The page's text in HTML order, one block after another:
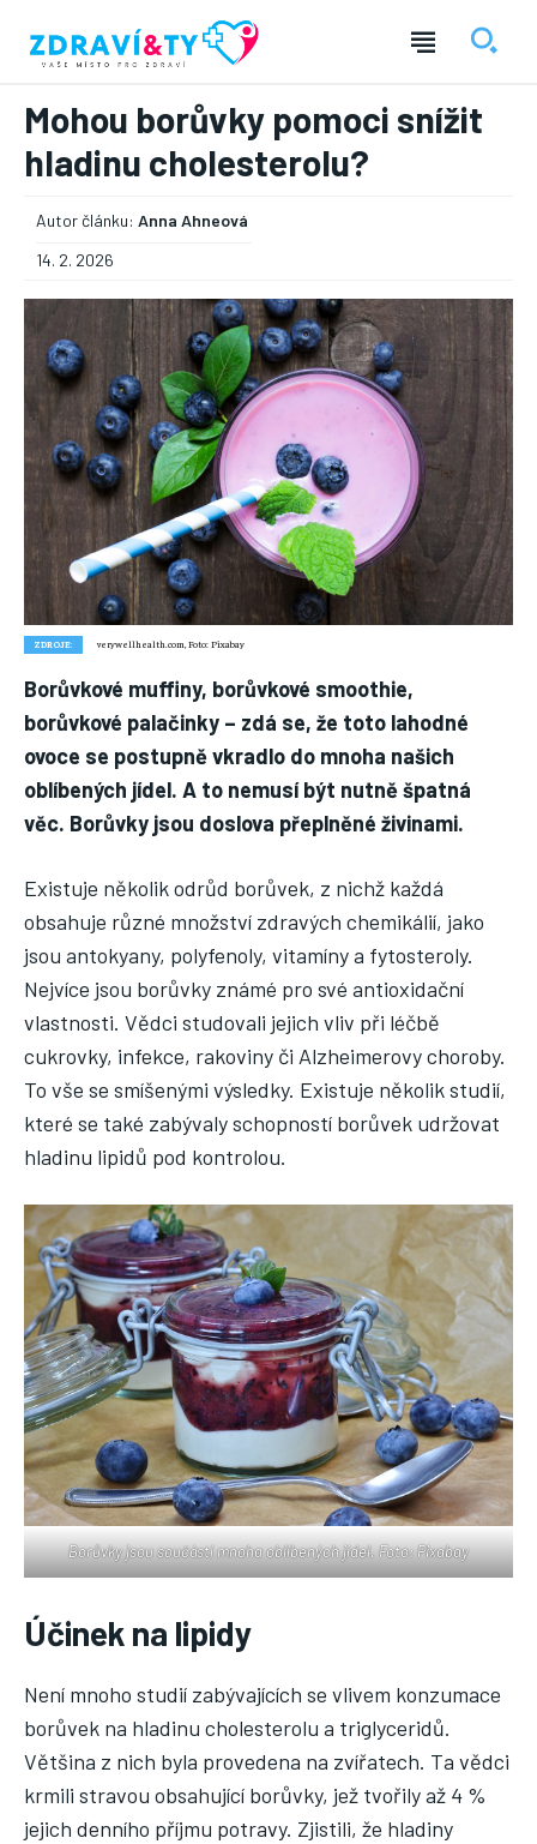
― REKLAMA ―
Nic není tak důležité, jako vaše zdraví.
Náš web nabízí komplexní informace a rady pro zdravý životní
styl, zahrnující nejnovější poznatky o různých onemocněních,
přínosné zdravotní praktiky, techniky jógy a rady pro
vyváženou stravu.
ZDRAVÍ
DĚTI
ONEMOCNĚNÍ
FITNESS
HUBNUTÍ
Mohou borůvky pomoci snížit
hladinu cholesterolu?
Autor článku: Anna Ahneová
14. 2. 2026
ZDROJE: verywellhealth.com, Foto: Pixabay
Borůvkové muffiny, borůvkové smoothie,
borůvkové palačinky – zdá se, že toto lahodné
ovoce se postupně vkradlo do mnoha našich
oblíbených jídel. A to nemusí být nutně špatná
věc. Borůvky jsou doslova přeplněné živinami.
Existuje několik odrůd borůvek, z nichž každá
obsahuje různé množství zdravých chemikálií, jako
jsou antokyany, polyfenoly, vitamíny a fytosteroly.
Nejvíce jsou borůvky známé pro své antioxidační
vlastnosti. Vědci studovali jejich vliv při léčbě
cukrovky, infekce, rakoviny či Alzheimerovy choroby.
To vše se smíšenými výsledky. Existuje několik studií,
které se také zabývaly schopností borůvek udržovat
hladinu lipidů pod kontrolou.
Borůvky jsou součástí mnoha oblíbených jídel. Foto: Pixabay
Účinek na lipidy
Není mnoho studií zabývajících se vlivem konzumace
borůvek na hladinu cholesterolu a triglyceridů.
Většina z nich byla provedena na zvířatech. Ta vědci
krmili stravou obsahující borůvky, jež tvořily až 4 %
jejich denního příjmu potravy. Zjistili, že hladiny